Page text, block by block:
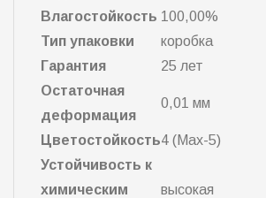
Влагостойкость 100,00%
Тип упаковки
коробка
Гарантия
25 лет
Остаточная
деформация
0,01 мм
Цветостойкость4 (Max-5)
Устойчивость к
химическим
высокая